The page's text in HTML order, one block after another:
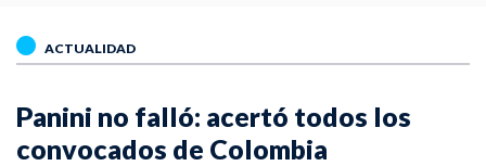
ACTUALIDAD
Panini no falló: acertó todos los
convocados de Colombia